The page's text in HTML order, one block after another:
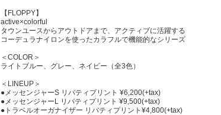
【FLOPPY】
active×colorful
タウンユースからアウトドアまで、アクティブに活躍する
コーデュラナイロンを使ったカラフルで機能的なシリーズ
＜COLOR＞
ライトブルー、グレー、ネイビー（全3色）
＜LINEUP＞
●メッセンジャーS リバティプリント ¥6,200(+tax)
●メッセンジャーL リバティプリント ¥9,500(+tax)
●トラベルオーガナイザー リバティプリント¥4,800(+tax)